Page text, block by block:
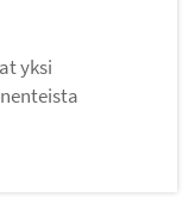
yksi
diabeteksen
vähentää
haavaumia,...